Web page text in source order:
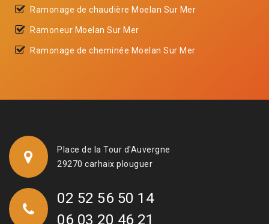
Ramonage de chaudière Moelan Sur Mer
Ramoneur Moelan Sur Mer
Ramonage de cheminée Moelan Sur Mer
Place de la Tour d'Auvergne
29270 carhaix plouguer
02 52 56 50 14
06 03 20 46 21